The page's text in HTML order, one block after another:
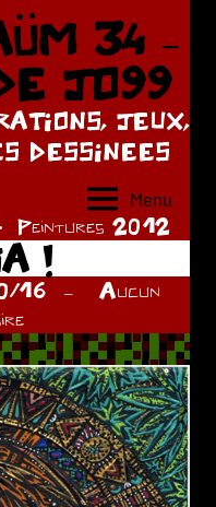
34 –
JO99
JEUX,
DESSINEES
Menu
Peintures 2012
!
16
Aucun